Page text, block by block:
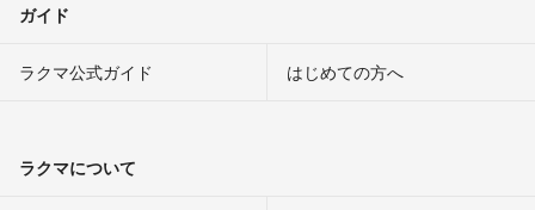
ガイド
ラクマ公式ガイド はじめての方へ
ラクマについて